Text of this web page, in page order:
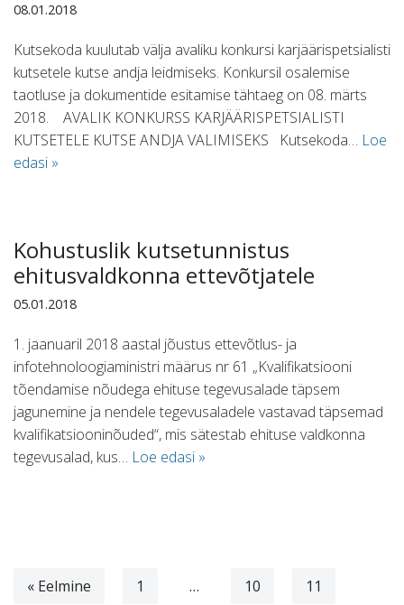
08.01.2018
Kutsekoda kuulutab välja avaliku konkursi karjäärispetsialisti
kutsetele kutse andja leidmiseks. Konkursil osalemise
taotluse ja dokumentide esitamise tähtaeg on 08. märts
2018. AVALIK KONKURSS KARJÄÄRISPETSIALISTI
KUTSETELE KUTSE ANDJA VALIMISEKS Kutsekoda… Loe
edasi »
Kohustuslik kutsetunnistus
ehitusvaldkonna ettevõtjatele
05.01.2018
1. jaanuaril 2018 aastal jõustus ettevõtlus- ja
infotehnoloogiaministri määrus nr 61 „Kvalifikatsiooni
tõendamise nõudega ehituse tegevusalade täpsem
jagunemine ja nendele tegevusaladele vastavad täpsemad
kvalifikatsiooninõuded“, mis sätestab ehituse valdkonna
tegevusalad, kus… Loe edasi »
« Eelmine 1 … 10 11